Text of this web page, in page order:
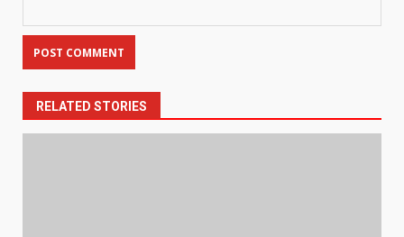
RELATED STORIES